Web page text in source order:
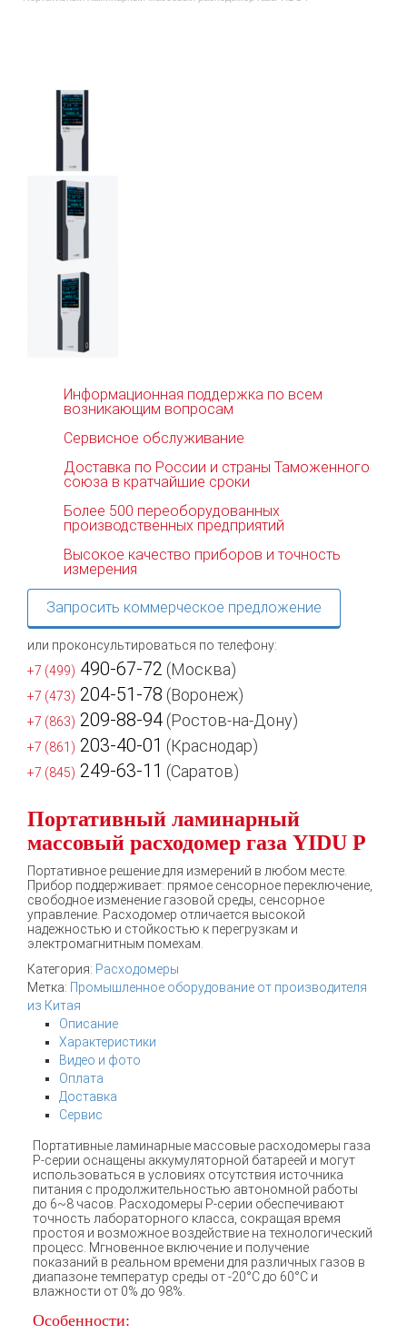
Информационная поддержка по всем
возникающим вопросам
Сервисное обслуживание
Доставка по России и страны Таможенного
союза в кратчайшие сроки
Более 500 переоборудованных
производственных предприятий
Высокое качество приборов и точность
измерения
Запросить коммерческое предложение
или проконсультироваться по телефону:
+7 (499) 490-67-72 (Москва)
+7 (473) 204-51-78 (Воронеж)
+7 (863) 209-88-94 (Ростов-на-Дону)
+7 (861) 203-40-01 (Краснодар)
+7 (845) 249-63-11 (Саратов)
Портативный ламинарный
массовый расходомер газа YIDU P
Портативное решение для измерений в любом месте.
Прибор поддерживает: прямое сенсорное переключение,
свободное изменение газовой среды, сенсорное
управление. Расходомер отличается высокой
надежностью и стойкостью к перегрузкам и
электромагнитным помехам.
Категория: Расходомеры
Метка: Промышленное оборудование от производителя
из Китая
Описание
Характеристики
Видео и фото
Оплата
Доставка
Сервис
Портативные ламинарные массовые расходомеры газа
P-серии оснащены аккумуляторной батареей и могут
использоваться в условиях отсутствия источника
питания с продолжительностью автономной работы
до 6~8 часов. Расходомеры P-серии обеспечивают
точность лабораторного класса, сокращая время
простоя и возможное воздействие на технологический
процесс. Мгновенное включение и получение
показаний в реальном времени для различных газов в
диапазоне температур среды от -20°C до 60°C и
влажности от 0% до 98%.
Особенности: